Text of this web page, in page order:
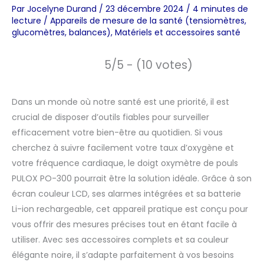
Par Jocelyne Durand / 23 décembre 2024 / 4 minutes de
lecture / Appareils de mesure de la santé (tensiomètres,
glucomètres, balances), Matériels et accessoires santé
5/5 - (10 votes)
Dans un monde où notre santé est une priorité, il est
crucial de disposer d’outils fiables pour surveiller
efficacement votre bien-être au quotidien. Si vous
cherchez à suivre facilement votre taux d’oxygène et
votre fréquence cardiaque, le doigt oxymètre de pouls
PULOX PO-300 pourrait être la solution idéale. Grâce à son
écran couleur LCD, ses alarmes intégrées et sa batterie
Li-ion rechargeable, cet appareil pratique est conçu pour
vous offrir des mesures précises tout en étant facile à
utiliser. Avec ses accessoires complets et sa couleur
élégante noire, il s’adapte parfaitement à vos besoins